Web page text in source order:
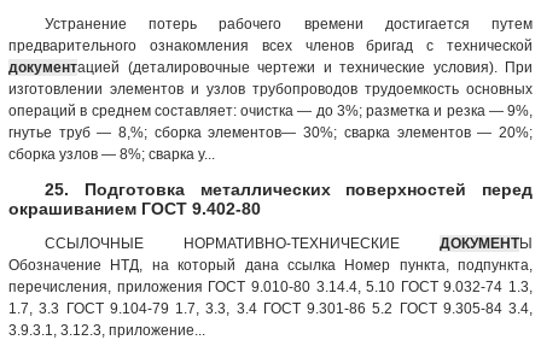
Устранение потерь рабочего времени достигается путем
предварительного ознакомления всех членов бригад с технической
документацией (деталировочные чертежи и технические условия). При
изготовлении элементов и узлов трубопроводов трудоемкость основных
операций в среднем составляет: очистка — до 3%; разметка и резка — 9%,
гнутье труб — 8,%; сборка элементов— 30%; сварка элементов — 20%;
сборка узлов — 8%; сварка у...
25. Подготовка металлических поверхностей перед
окрашиванием ГОСТ 9.402-80
ССЫЛОЧНЫЕ НОРМАТИВНО-ТЕХНИЧЕСКИЕ ДОКУМЕНТЫ
Обозначение НТД, на который дана ссылка Номер пункта, подпункта,
перечисления, приложения ГОСТ 9.010-80 3.14.4, 5.10 ГОСТ 9.032-74 1.3,
1.7, 3.3 ГОСТ 9.104-79 1.7, 3.3, 3.4 ГОСТ 9.301-86 5.2 ГОСТ 9.305-84 3.4,
3.9.3.1, 3.12.3, приложение...